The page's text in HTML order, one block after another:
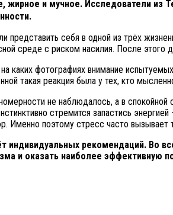
и мучное. Исследователи из
представить себя в одной из трёх
среде с риском насилия. После
каких фотографиях внимание
такая реакция была у тех, кто
не наблюдалось, а в
стремится запастись
Именно поэтому стресс часто
рекомендаций. Во
и оказать наиболее